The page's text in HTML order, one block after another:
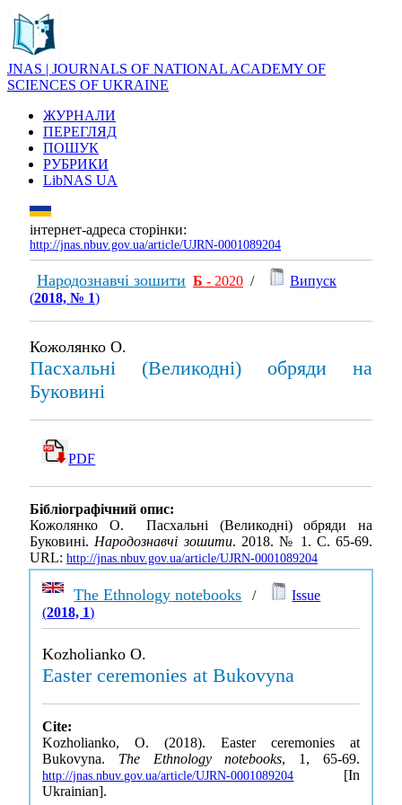
JNAS | JOURNALS OF NATIONAL ACADEMY OF
SCIENCES OF UKRAINE
ЖУРНАЛИ
ПЕРЕГЛЯД
ПОШУК
РУБРИКИ
LibNAS UA
інтернет-адреса сторінки:
http://jnas.nbuv.gov.ua/article/UJRN-0001089204
Народознавчі зошити Б - 2020 /
Випуск
(2018, № 1)
Кожолянко О.
Пасхальні (Великодні) обряди на
Буковині
PDF
Бібліографічний опис:
Кожолянко О. Пасхальні (Великодні) обряди на
Буковині.Народознавчі зошити. 2018. № 1. С. 65-69.
URL: http://jnas.nbuv.gov.ua/article/UJRN-0001089204
The Ethnology notebooks /
Issue
(2018, 1)
Kozholianko O.
Easter ceremonies at Bukovyna
Cite:
Kozholianko, O. (2018). Easter ceremonies at
Bukovyna. The Ethnology notebooks, 1, 65-69.
http://jnas.nbuv.gov.ua/article/UJRN-0001089204 [In
Ukrainian].